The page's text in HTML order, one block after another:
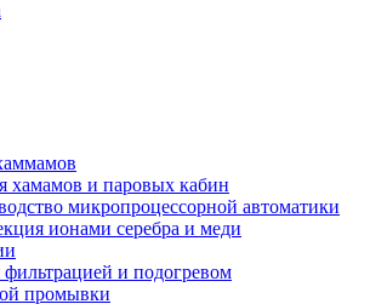
хамамов и паровых кабин
микропроцессорной автоматики
ионами серебра и меди
и подогревом
промывки